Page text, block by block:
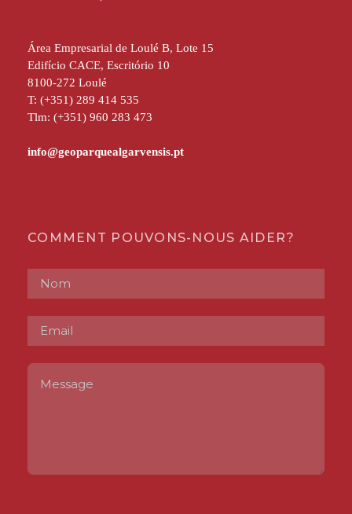
Área Empresarial de Loulé B, Lote 15
Edifício CACE, Escritório 10
8100-272 Loulé
T: (+351) 289 414 535
Tlm: (+351) 960 283 473
COMMENT POUVONS-NOUS AIDER?